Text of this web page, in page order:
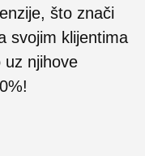
što znači
svojim klijentima
uz njihove